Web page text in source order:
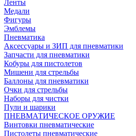
Ленты
Медали
Фигуры
Эмблемы
Пневматика
Аксессуары и ЗИП для пневматики
Запчасти для пневматики
Кобуры для пистолетов
Мишени для стрельбы
Баллоны для пневматики
Очки для стрельбы
Наборы для чистки
Пули и шарики
ПНЕВМАТИЧЕСКОЕ ОРУЖИЕ
Винтовки пневматические
Пистолеты пневматические